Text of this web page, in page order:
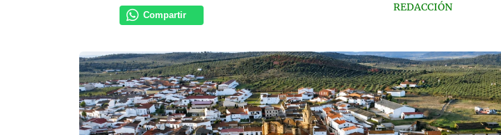
Compartir
REDACCIÓN